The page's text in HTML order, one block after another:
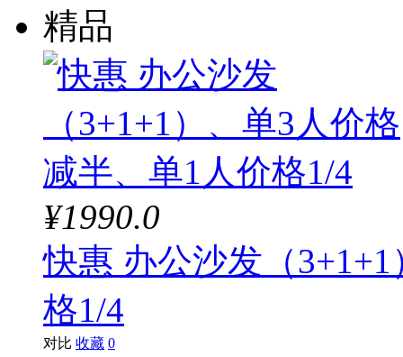
精品
¥1990.0
快惠 办公沙发（
格1/4
对比 收藏 0